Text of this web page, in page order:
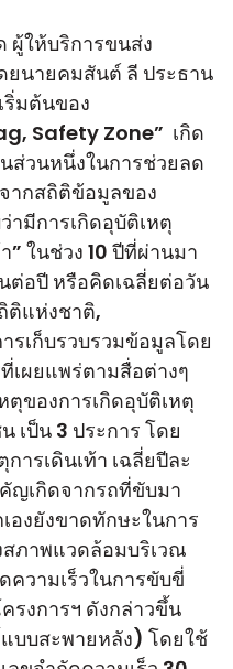
ผู้ให้บริการขนส่ง
นายคมสันต์ ลี ประธาน
ริ่มต้นของ
Safety Zone” เกิด
ส่วนหนึ่งในการช่วยลด
ากสถิติข้อมูลของ
ามีการเกิดอุบัติเหตุ
” ในช่วง 10 ปีที่ผ่านมา
ต่อปี หรือคิดเฉลี่ยต่อวัน
ติแห่งชาติ,
เก็บรวบรวมข้อมูลโดย
เผยแพร่ตามสื่อต่างๆ
ตุของการเกิดอุบัติเหตุ
เป็น 3 ประการ โดย
ารเดินเท้า เฉลี่ยปีละ
ญเกิดจากรถที่ขับมา
องยังขาดทักษะในการ
สภาพแวดล้อมบริเวณ
ความเร็วในการขับขี่
รงการฯ ดังกล่าวขึ้น
บบสะพายหลัง) โดยใช้